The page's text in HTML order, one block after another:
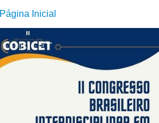
Página Inicial